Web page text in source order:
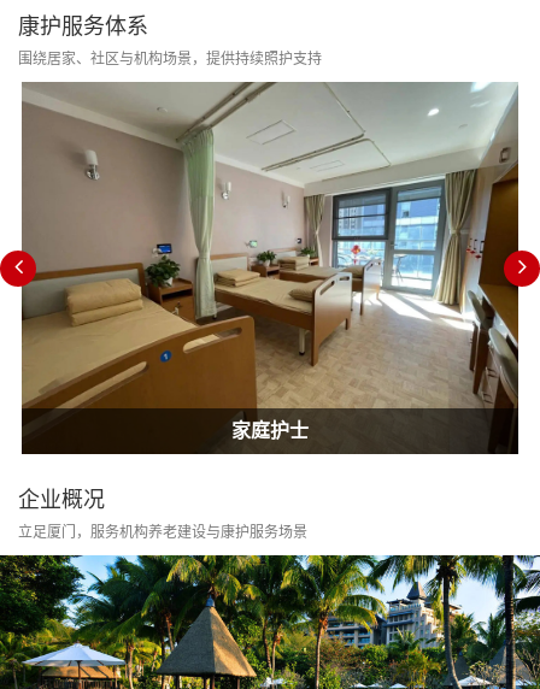
康护服务体系
围绕居家、社区与机构场景，提供持续照护支持
居家康护
家庭护士
企业概况
立足厦门，服务机构养老建设与康护服务场景